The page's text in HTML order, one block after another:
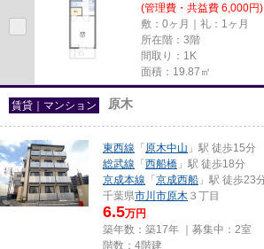
(管理費・共益費 6,000円)
敷：0ヶ月｜礼：1ヶ月
所在階：3階
間取り：1K
面積：19.87㎡
賃貸｜マンション 原木
東西線 「 原木中山 」駅 徒歩15分
総武線 「 西船橋 」駅 徒歩18分
京成本線 「 京成西船 」駅 徒歩23
千葉県市川市原木 ３丁目
6.5万円
築年数：築17年 ｜募集中： 2室
階数：4階建